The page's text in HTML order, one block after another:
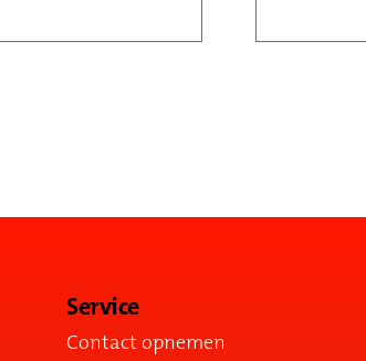
Service
Contact opnemen